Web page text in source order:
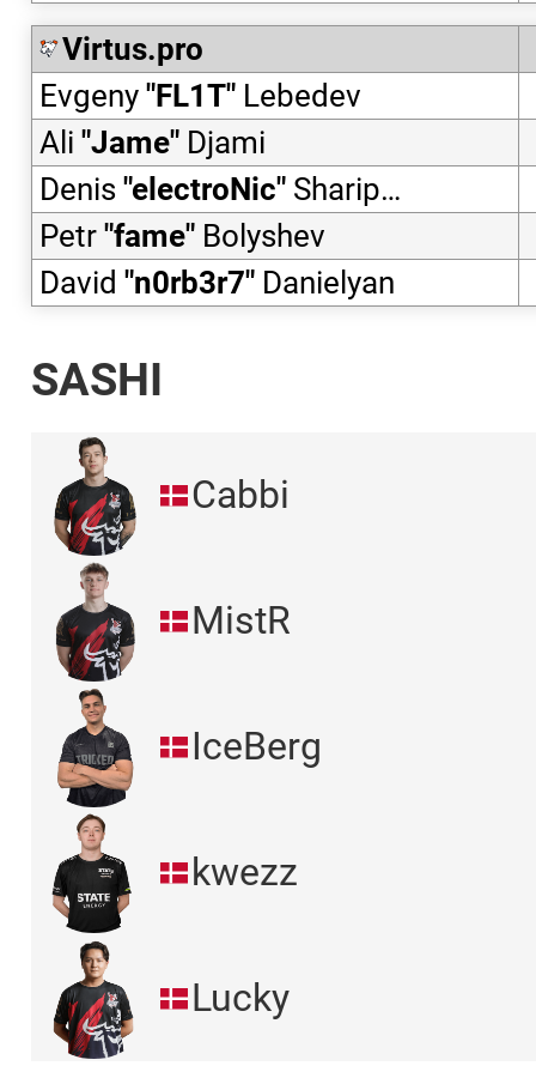
Virtus.pro
Evgeny "FL1T" Lebedev
Ali "Jame" Djami
Denis "electroNic" Sharipov
Petr "fame" Bolyshev
David "n0rb3r7" Danielyan
SASHI
Cabbi
MistR
IceBerg
kwezz
Lucky